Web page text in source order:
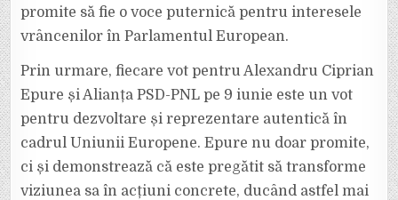
promite să fie o voce puternică pentru interesele
vrâncenilor în Parlamentul European.
Prin urmare, fiecare vot pentru Alexandru Ciprian
Epure și Alianța PSD-PNL pe 9 iunie este un vot
pentru dezvoltare și reprezentare autentică în
cadrul Uniunii Europene. Epure nu doar promite,
ci și demonstrează că este pregătit să transforme
viziunea sa în acțiuni concrete, ducând astfel mai